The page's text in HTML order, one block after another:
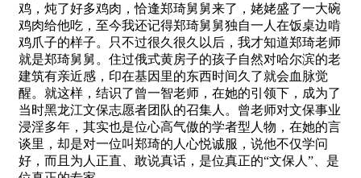
鸡，炖了好多鸡肉，恰逢郑琦舅舅来了，姥姥盛了一大碗
鸡肉给他吃，至今我还记得郑琦舅舅独自一人在饭桌边啃
鸡爪子的样子。只不过很久很久以后，我才知道郑琦老师
就是郑琦舅舅。住过俄式黄房子的孩子自然对哈尔滨的老
建筑有亲近感，印在基因里的东西时间久了就会血脉觉
醒。就这样，结识了曾一智老师，在她的引领下，成为了
当时黑龙江文保志愿者团队的召集人。曾老师对文保事业
浸淫多年，其实也是位心高气傲的学者型人物，在她的言
谈里，却是对一位叫郑琦的人心悦诚服，说他不仅学问
好，而且为人正直、敢说真话，是位真正的“文保人”、是